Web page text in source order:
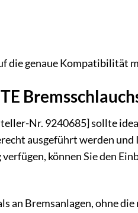
die genaue Kompatibilität
Nr. 9240685] sollte
ausgeführt werden
können Sie den
an Bremsanlagen, ohne